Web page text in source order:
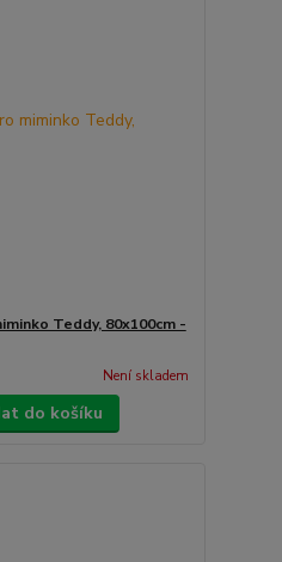
Teddy, 80x100cm -
Není skladem
do košíku